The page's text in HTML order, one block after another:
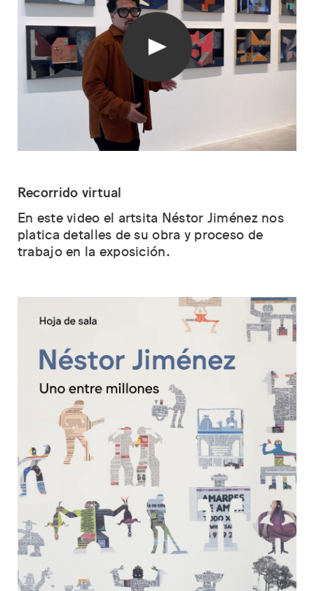
Recorrido virtual
En este video el artsita Néstor Jiménez nos
platica detalles de su obra y proceso de
trabajo en la exposición.